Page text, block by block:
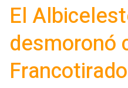
El
desmoronó